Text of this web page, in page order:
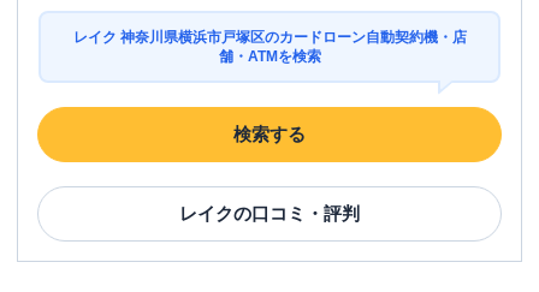
レイク 神奈川県横浜市戸塚区のカードローン自動契約機・店
舗・ATMを検索
検索する
レイクの口コミ・評判